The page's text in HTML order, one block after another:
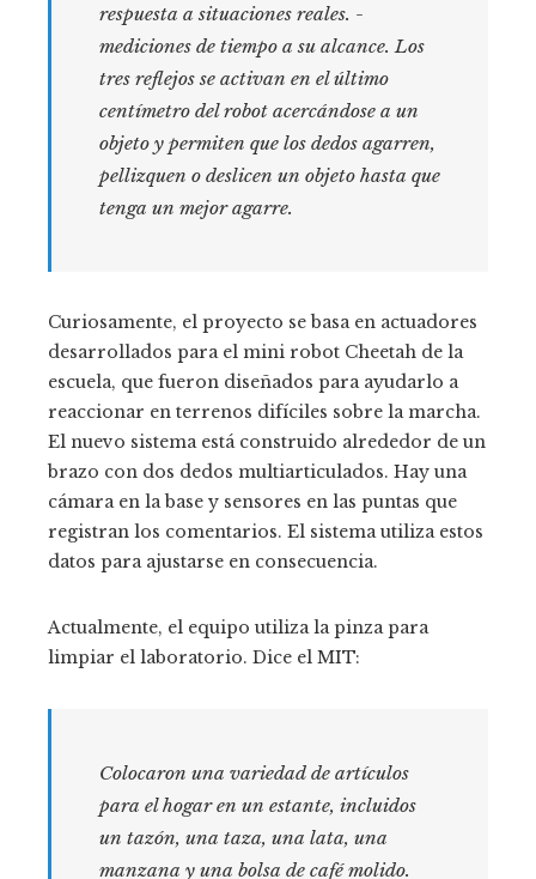
respuesta a situaciones reales. -
mediciones de tiempo a su alcance. Los
tres reflejos se activan en el último
centímetro del robot acercándose a un
objeto y permiten que los dedos agarren,
pellizquen o deslicen un objeto hasta que
tenga un mejor agarre.
Curiosamente, el proyecto se basa en actuadores
desarrollados para el mini robot Cheetah de la
escuela, que fueron diseñados para ayudarlo a
reaccionar en terrenos difíciles sobre la marcha.
El nuevo sistema está construido alrededor de un
brazo con dos dedos multiarticulados. Hay una
cámara en la base y sensores en las puntas que
registran los comentarios. El sistema utiliza estos
datos para ajustarse en consecuencia.
Actualmente, el equipo utiliza la pinza para
limpiar el laboratorio. Dice el MIT:
Colocaron una variedad de artículos
para el hogar en un estante, incluidos
un tazón, una taza, una lata, una
manzana y una bolsa de café molido.